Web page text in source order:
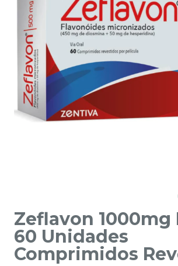
Zeflavon 1000mg
60 Unidades
Comprimidos